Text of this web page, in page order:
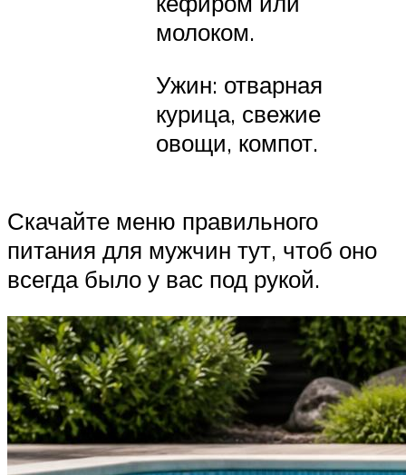
молоком.
Ужин: отварная
курица, свежие
овощи, компот.
Скачайте меню правильного
питания для мужчин тут, чтоб оно
всегда было у вас под рукой.